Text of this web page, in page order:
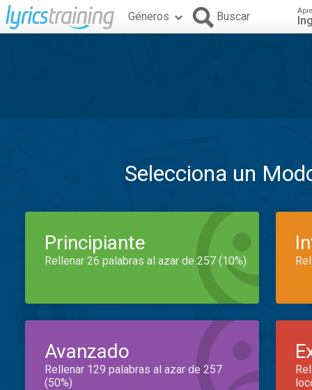
Géneros Buscar
Selecciona un
Principiante
Rellenar 26 palabras al azar de 257 (10%)
Avanzado
Rellenar 129 palabras al azar de 257
(50%)